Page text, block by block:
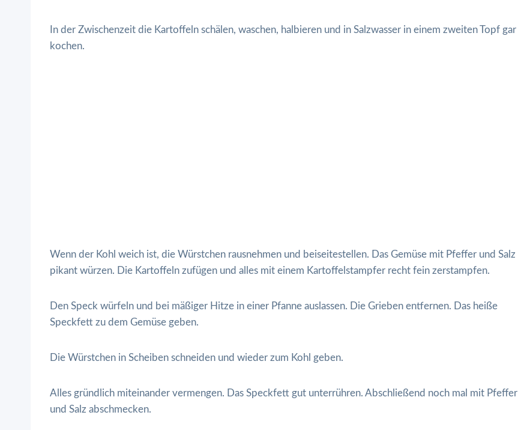
In der Zwischenzeit die Kartoffeln schälen, waschen, halbieren und in Salzwasser in einem zweiten Topf gar
kochen.
Wenn der Kohl weich ist, die Würstchen rausnehmen und beiseitestellen. Das Gemüse mit Pfeffer und Salz
pikant würzen. Die Kartoffeln zufügen und alles mit einem Kartoffelstampfer recht fein zerstampfen.
Den Speck würfeln und bei mäßiger Hitze in einer Pfanne auslassen. Die Grieben entfernen. Das heiße
Speckfett zu dem Gemüse geben.
Die Würstchen in Scheiben schneiden und wieder zum Kohl geben.
Alles gründlich miteinander vermengen. Das Speckfett gut unterrühren. Abschließend noch mal mit Pfeffer
und Salz abschmecken.